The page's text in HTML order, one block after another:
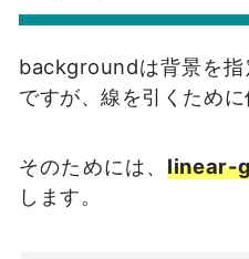
backgroundは背景を指
ですが、線を引くために
そのためには、linear-
します。